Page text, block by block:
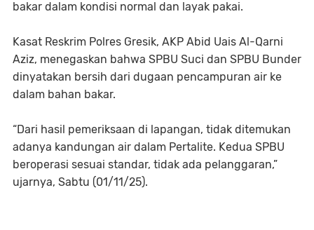
bakar dalam kondisi normal dan layak pakai.
Kasat Reskrim Polres Gresik, AKP Abid Uais Al-Qarni
Aziz, menegaskan bahwa SPBU Suci dan SPBU Bunder
dinyatakan bersih dari dugaan pencampuran air ke
dalam bahan bakar.
“Dari hasil pemeriksaan di lapangan, tidak ditemukan
adanya kandungan air dalam Pertalite. Kedua SPBU
beroperasi sesuai standar, tidak ada pelanggaran,”
ujarnya, Sabtu (01/11/25).